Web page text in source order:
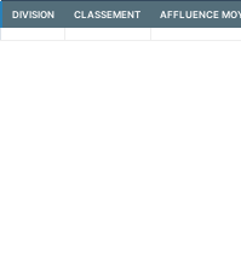
DIVISION CLASSEMENT AFFLUENCE